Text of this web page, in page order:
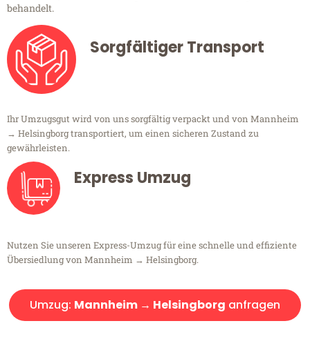
behandelt.
Sorgfältiger Transport
Ihr Umzugsgut wird von uns sorgfältig verpackt und von Mannheim
→ Helsingborg transportiert, um einen sicheren Zustand zu
gewährleisten.
Express Umzug
Nutzen Sie unseren Express-Umzug für eine schnelle und effiziente
Übersiedlung von Mannheim → Helsingborg.
Umzug: Mannheim → Helsingborg anfragen